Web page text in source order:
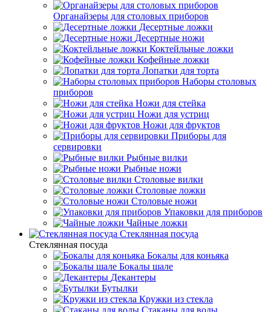
Органайзеры для столовых приборов
Десертные ложки
Десертные ножи
Коктейльные ложки
Кофейные ложки
Лопатки для торта
Наборы столовых
приборов
Ножи для стейка
Ножи для устриц
Ножи для фруктов
Приборы для
сервировки
Рыбные вилки
Рыбные ножи
Столовые вилки
Столовые ложки
Столовые ножи
Упаковки для приборов
Чайные ложки
Стеклянная посуда
Стеклянная посуда
Бокалы для коньяка
Бокалы шале
Декантеры
Бутылки
Кружки из стекла
Стаканы для воды